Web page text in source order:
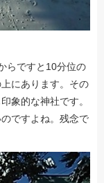
らですと10分位の
にあります。その
象的な神社です。
ですよね。残念で